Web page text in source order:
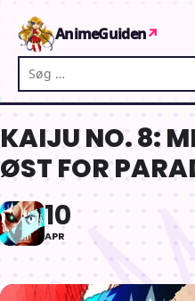
AnimeGuiden↗
Søg på AnimeGuiden
KAIJU NO. 8:
ØST FOR
10
APR